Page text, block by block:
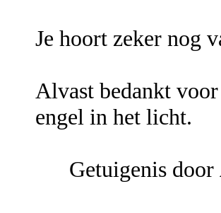
Je hoort zeker nog
Alvast bedankt
engel in het licht.
Getuigenis door